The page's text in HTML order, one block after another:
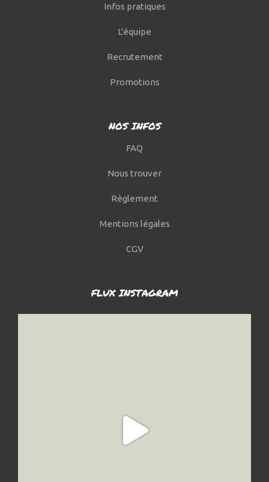
Infos pratiques
L'équipe
Recrutement
Promotions
NOS INFOS
FAQ
Nous trouver
Règlement
Mentions légales
CGV
FLUX INSTAGRAM